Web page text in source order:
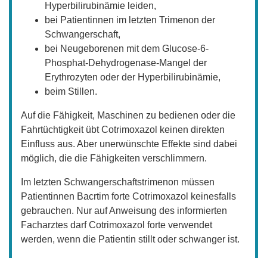
Hyperbilirubinämie leiden,
bei Patientinnen im letzten Trimenon der
Schwangerschaft,
bei Neugeborenen mit dem Glucose-6-
Phosphat-Dehydrogenase-Mangel der
Erythrozyten oder der Hyperbilirubinämie,
beim Stillen.
Auf die Fähigkeit, Maschinen zu bedienen oder die
Fahrtüchtigkeit übt Cotrimoxazol keinen direkten
Einfluss aus. Aber unerwünschte Effekte sind dabei
möglich, die die Fähigkeiten verschlimmern.
Im letzten Schwangerschaftstrimenon müssen
Patientinnen Bacrtim forte Cotrimoxazol keinesfalls
gebrauchen. Nur auf Anweisung des informierten
Facharztes darf Cotrimoxazol forte verwendet
werden, wenn die Patientin stillt oder schwanger ist.